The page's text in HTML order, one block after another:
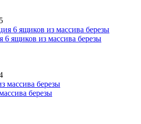
ящиков из массива березы
березы